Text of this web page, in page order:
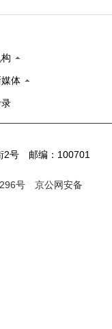
体
2号 邮编：100701
号
京公网安备